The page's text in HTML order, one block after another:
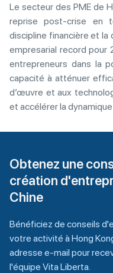
Le secteur des PME de
reprise post-crise en
discipline financière et la
empresarial record
entrepreneurs dans la
capacité à atténuer
d’œuvre et aux
et accélérer la
Obtenez une
création
Chine
Bénéficiez de conseils
votre activité à Hong
adresse e-mail pour
l'équipe Vita Liberta.